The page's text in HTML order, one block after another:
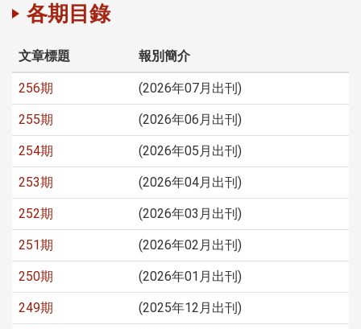
各期目錄
文章標題 報別簡介
256期 (2026年07月出刊)
255期 (2026年06月出刊)
254期 (2026年05月出刊)
253期 (2026年04月出刊)
252期 (2026年03月出刊)
251期 (2026年02月出刊)
250期 (2026年01月出刊)
249期 (2025年12月出刊)